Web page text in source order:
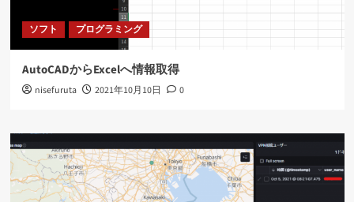
ソフト プログラミング
AutoCADからExcelへ情報取得
nisefuruta 2021年10月10日 0